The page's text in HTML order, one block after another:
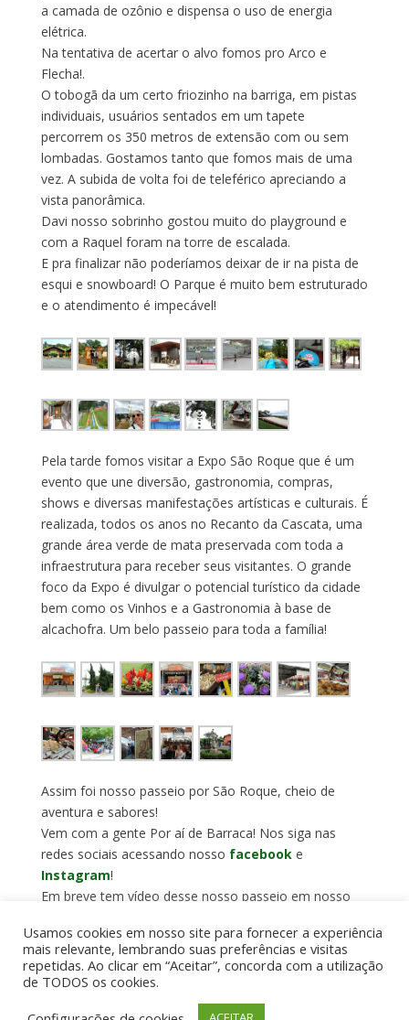
a camada de ozônio e dispensa o uso de energia
elétrica.
Na tentativa de acertar o alvo fomos pro Arco e
Flecha!.
O tobogã da um certo friozinho na barriga, em pistas
individuais, usuários sentados em um tapete
percorrem os 350 metros de extensão com ou sem
lombadas. Gostamos tanto que fomos mais de uma
vez. A subida de volta foi de teleférico apreciando a
vista panorâmica.
Davi nosso sobrinho gostou muito do playground e
com a Raquel foram na torre de escalada.
E pra finalizar não poderíamos deixar de ir na pista de
esqui e snowboard! O Parque é muito bem estruturado
e o atendimento é impecável!
Pela tarde fomos visitar a Expo São Roque que é um
evento que une diversão, gastronomia, compras,
shows e diversas manifestações artísticas e culturais. É
realizada, todos os anos no Recanto da Cascata, uma
grande área verde de mata preservada com toda a
infraestrutura para receber seus visitantes. O grande
foco da Expo é divulgar o potencial turístico da cidade
bem como os Vinhos e a Gastronomia à base de
alcachofra. Um belo passeio para toda a família!
Assim foi nosso passeio por São Roque, cheio de
aventura e sabores!
Vem com a gente Por aí de Barraca! Nos siga nas
redes sociais acessando nosso facebooke
Instagram!
Em breve tem vídeo desse nosso passeio em nosso
Por aí de Barraca - direitos reservados - Desenvolvido
Usamos cookies em nosso site para fornecer a experiência
mais relevante, lembrando suas preferências e visitas
repetidas. Ao clicar em “Aceitar”, concorda com a utilização
de TODOS os cookies.